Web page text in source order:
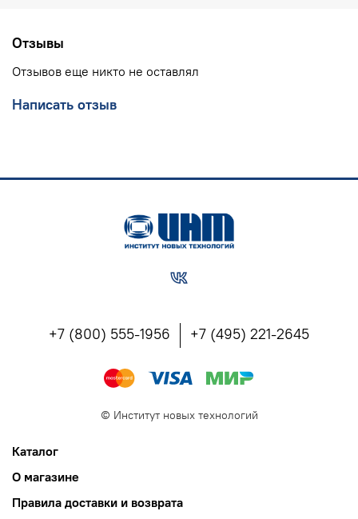
Отзывы
Отзывов еще никто не оставлял
Написать отзыв
+7 (800) 555-1956 +7 (495) 221-2645
© Институт новых технологий
Каталог
О магазине
Правила доставки и возврата